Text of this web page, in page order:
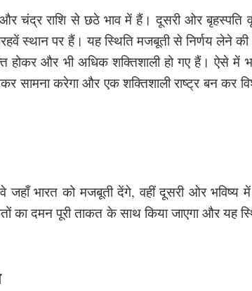
चंद्र राशि से छठे भाव में हैं। दूसरी ओर बृहस्पति
स्थान पर हैं। यह स्थिति मजबूती से निर्णय लेने
होकर और भी अधिक शक्तिशाली हो गए हैं। ऐसे
सामना करेगा और एक शक्तिशाली राष्ट्र बन कर
भारत को मजबूती देंगे, वहीं दूसरी ओर भविष्य में
का दमन पूरी ताकत के साथ किया जाएगा और यह